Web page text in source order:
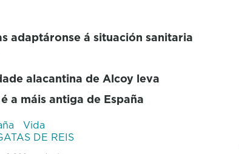
adaptáronse á situación sanitaria
alacantina de Alcoy leva
a máis antiga de España
Vida
DE REIS